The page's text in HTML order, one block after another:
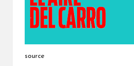
source